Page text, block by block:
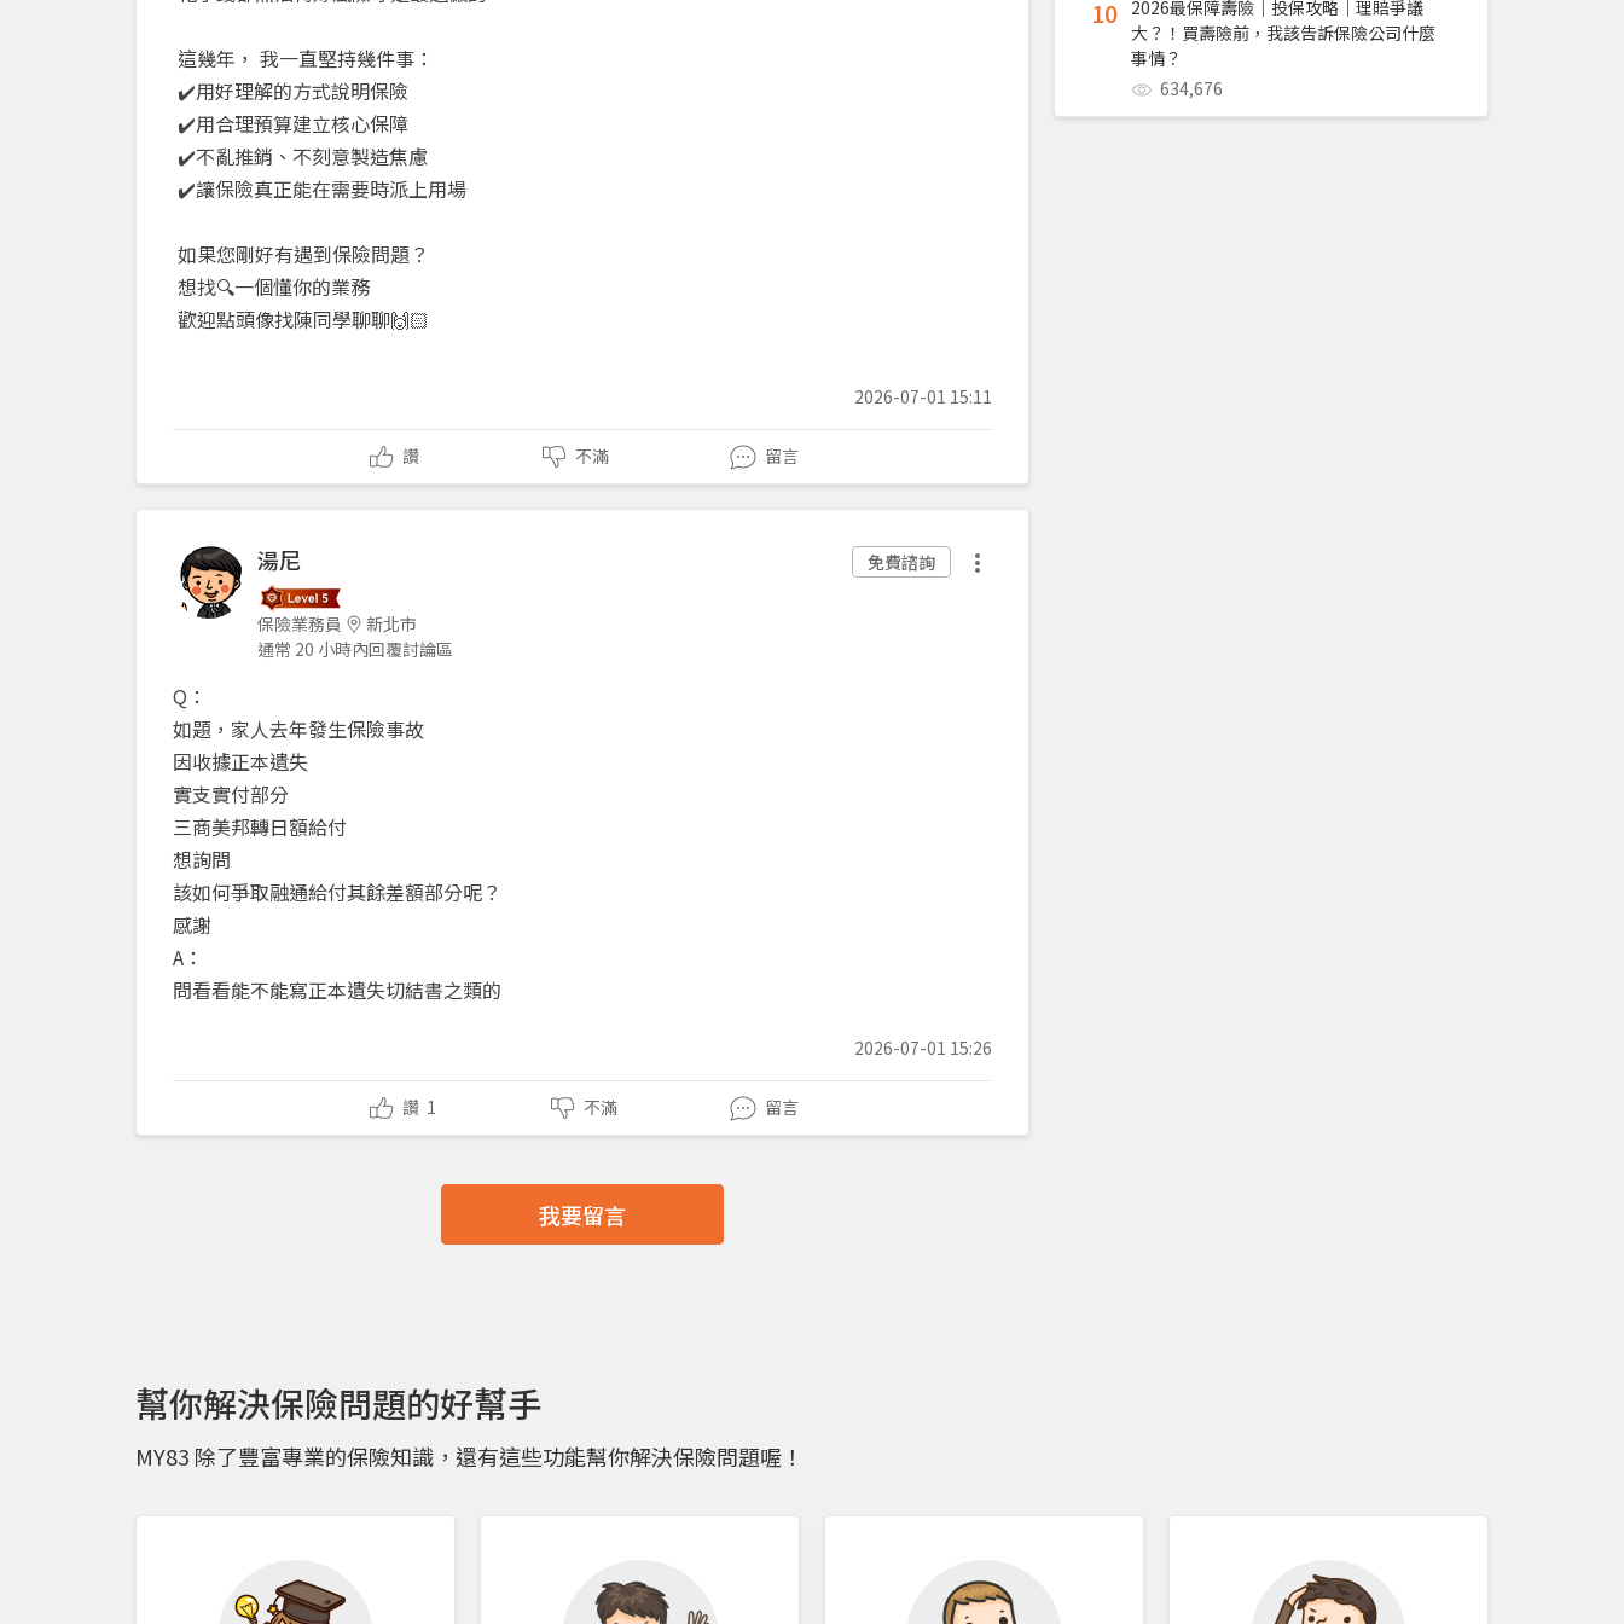
這幾年， 我一直堅持幾件事：
✔️用好理解的方式說明保險
✔️用合理預算建立核心保障
✔️不亂推銷、不刻意製造焦慮
✔️讓保險真正能在需要時派上用場
如果您剛好有遇到保險問題？
想找🔍一個懂你的業務
歡迎點頭像找陳同學聊聊🙌🏻
2026-07-01 15:11
讚 不滿 留言
湯尼
保險業務員
新北市
通常 20 小時內回覆討論區
免費諮詢
Q：
如題，家人去年發生保險事故
因收據正本遺失
實支實付部分
三商美邦轉日額給付
想詢問
該如何爭取融通給付其餘差額部分呢？
感謝
A：
問看看能不能寫正本遺失切結書之類的
2026-07-01 15:26
讚 1 不滿 留言
我要留言
10 2026最保障壽險｜投保攻略｜理賠爭議
大？！買壽險前，我該告訴保險公司什麼
事情？
634,676
幫你解決保險問題的好幫手
MY83 除了豐富專業的保險知識，還有這些功能幫你解決保險問題喔！